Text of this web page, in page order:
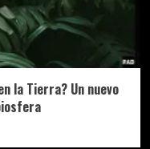
la Tierra? Un nuevo